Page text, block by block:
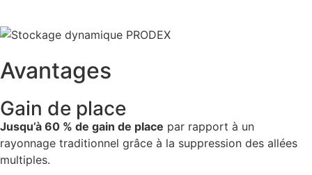
Avantages
Gain de place
Jusqu’à 60 % de gain de place par rapport à un
rayonnage traditionnel grâce à la suppression des allées
multiples.